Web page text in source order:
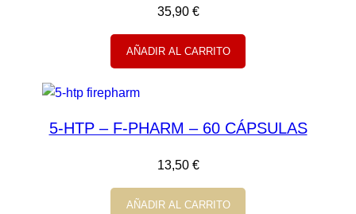
35,90 €
AÑADIR AL CARRITO
5-HTP – F-PHARM – 60 CÁPSULAS
13,50 €
AÑADIR AL CARRITO